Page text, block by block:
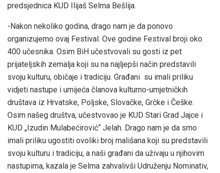
predsjednica KUD Ilijaš Selma Bešlija.
-Nakon nekoliko godina, drago nam je da ponovo
organizujemo ovaj Festival. Ove godine Festival broji oko
400 učesnika. Osim BiH učestvovali su gosti iz pet
prijateljskih zemalja koji su na najljepši način predstavili
svoju kulturu, običaje i tradiciju. Građani su imali priliku
vidjeti nastupe i umijeća članova kulturno-umjetničkih
društava iz Hrvatske, Poljske, Slovačke, Grčke i Češke.
Osim našeg društva, učestvovao je KUD Stari Grad Jajce i
KUD „Izudin Mulabećirović“ Jelah. Drago nam je da smo
imali priliku ugostiti ovoliki broj mališana koji su predstavili
svoju kulturu i tradiciju, a naši građani da uživaju u njihovim
nastupima, kazala je Selma zahvalivši Udruženju Nominativ,